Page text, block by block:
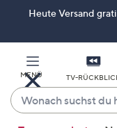
ZumHeute Versand
MENÜ TV-
Wonach
suchst